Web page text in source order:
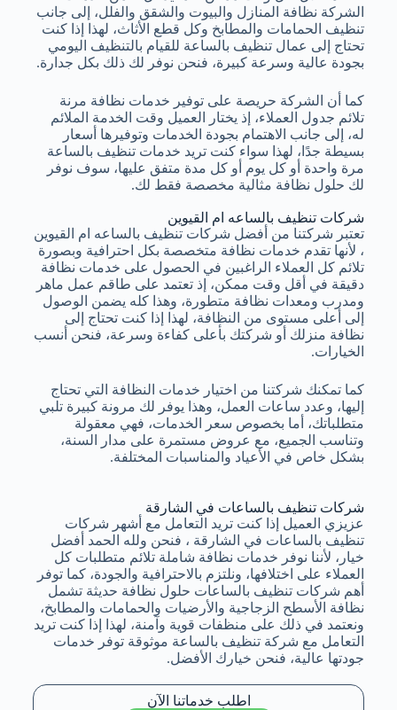
الشركة نظافة المنازل والبيوت والشقق والفلل، إلى جانب
تنظيف الحمامات والمطابخ وكل قطع الأثاث، لهذا إذا كنت
تحتاج إلى عمال تنظيف بالساعة للقيام بالتنظيف اليومي
بجودة عالية وسرعة كبيرة، فنحن نوفر لك ذلك بكل جدارة.
كما أن الشركة حريصة على توفير خدمات نظافة مرنة
تلائم جدول العملاء، إذ يختار العميل وقت الخدمة الملائم
له، إلى جانب الاهتمام بجودة الخدمات وتوفيرها أسعار
بسيطة جدًا، لهذا سواء كنت تريد خدمات تنظيف بالساعة
مرة واحدة أو كل يوم أو كل مدة متفق عليها، سوف نوفر
لك حلول نظافة مثالية مخصصة فقط لك.
شركات تنظيف بالساعه ام القيوين
تعتبر شركتنا من أفضل شركات تنظيف بالساعه ام القيوين
، لأنها تقدم خدمات نظافة متخصصة بكل احترافية وبصورة
تلائم كل العملاء الراغبين في الحصول على خدمات نظافة
دقيقة في أقل وقت ممكن، إذ تعتمد على طاقم عمل ماهر
ومدرب ومعدات نظافة متطورة، وهذا كله يضمن الوصول
إلى أعلى مستوى من النظافة، لهذا إذا كنت تحتاج إلى
نظافة منزلك أو شركتك بأعلى كفاءة وسرعة، فنحن أنسب
الخيارات.
كما تمكنك شركتنا من اختيار خدمات النظافة التي تحتاج
إليها، وعدد ساعات العمل، وهذا يوفر لك مرونة كبيرة تلبي
متطلباتك، أما بخصوص سعر الخدمات، فهي معقولة
وتناسب الجميع، مع عروض مستمرة على مدار السنة،
بشكل خاص في الأعياد والمناسبات المختلفة.
شركات تنظيف بالساعات في الشارقة
عزيزي العميل إذا كنت تريد التعامل مع أشهر شركات
تنظيف بالساعات في الشارقة ، فنحن ولله الحمد أفضل
خيار، لأننا نوفر خدمات نظافة شاملة تلائم متطلبات كل
العملاء على اختلافها، ونلتزم بالاحترافية والجودة، كما توفر
أهم شركات تنظيف بالساعات حلول نظافة حديثة تشمل
نظافة الأسطح الزجاجية والأرضيات والحمامات والمطابخ،
ونعتمد في ذلك على منظفات قوية وآمنة، لهذا إذا كنت تريد
التعامل مع شركة تنظيف بالساعة موثوقة توفر خدمات
جودتها عالية، فنحن خيارك الأفضل.
اطلب خدماتنا الآن